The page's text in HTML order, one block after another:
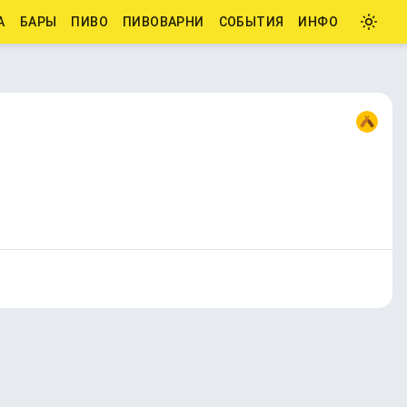
БАРЫ ПИВО ПИВОВАРНИ СОБЫТИЯ ИНФО